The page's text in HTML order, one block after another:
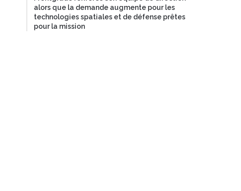
alors que la demande augmente pour les
technologies spatiales et de défense prêtes
pour la mission